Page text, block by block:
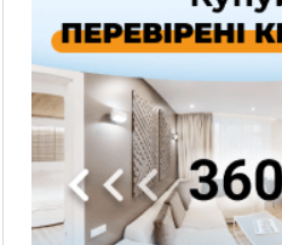
09:53
В урочищі біля Галича
давньоруську вагову
09:39
У Франківську медики
складних операцій на аорті
Вчора
ФОТО У Богородчанах на
наїхав на хлопчика з
21:01
Загальна площа всіх